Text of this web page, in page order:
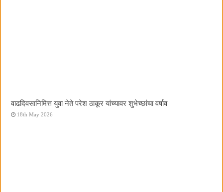
वाढदिवसानिमित्त युवा नेते परेश ठाकूर यांच्यावर शुभेच्छांचा वर्षाव
18th May 2026